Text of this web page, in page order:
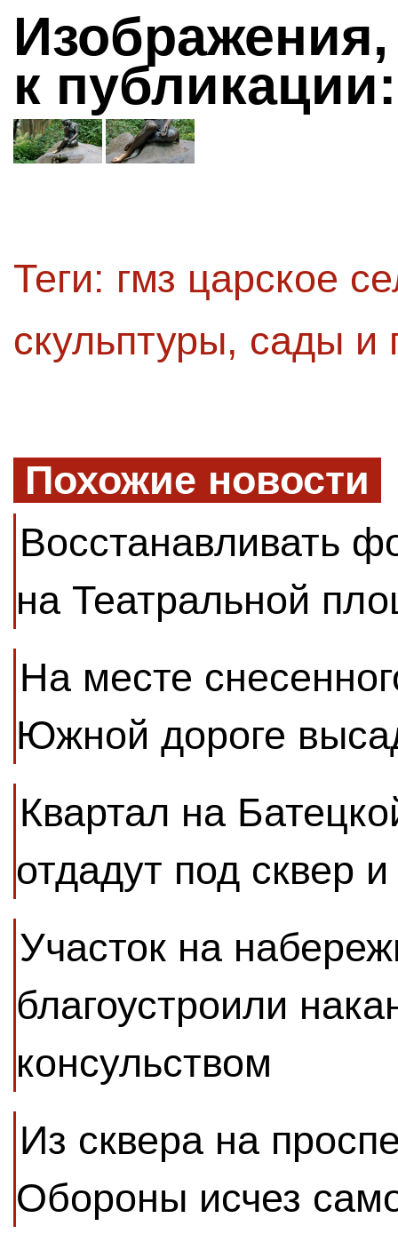
к публикации:
Теги: гмз царское
скульптуры, сады и
Похожие новости
Восстанавливать
на Театральной
На месте
Южной дороге
Квартал на
отдадут под сквер
Участок на
благоустроили
консульством
Из сквера на
Обороны исчез